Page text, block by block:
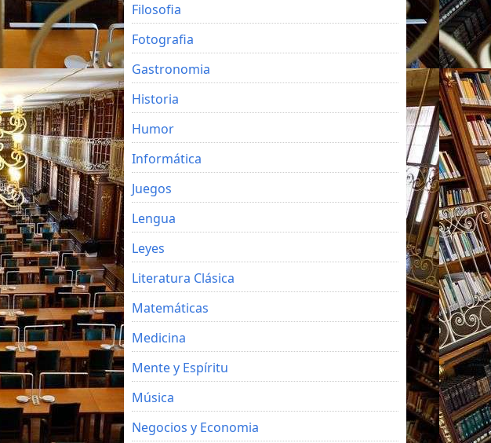
Filosofia
Fotografia
Gastronomia
Historia
Humor
Informática
Juegos
Lengua
Leyes
Literatura Clásica
Matemáticas
Medicina
Mente y Espíritu
Música
Negocios y Economia